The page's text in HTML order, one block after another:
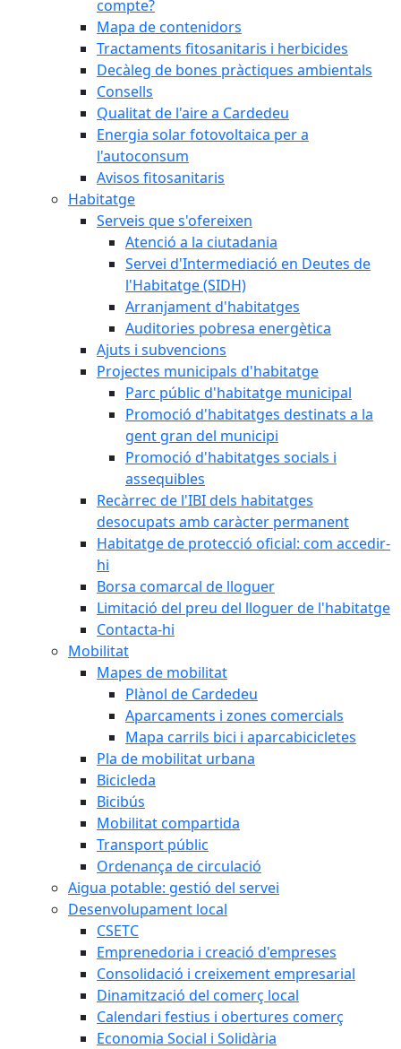
compte?
Mapa de contenidors
Tractaments fitosanitaris i herbicides
Decàleg de bones pràctiques ambientals
Consells
Qualitat de l'aire a Cardedeu
Energia solar fotovoltaica per a
l'autoconsum
Avisos fitosanitaris
Habitatge
Serveis que s'ofereixen
Atenció a la ciutadania
Servei d'Intermediació en Deutes de
l'Habitatge (SIDH)
Arranjament d'habitatges
Auditories pobresa energètica
Ajuts i subvencions
Projectes municipals d'habitatge
Parc públic d'habitatge municipal
Promoció d'habitatges destinats a la
gent gran del municipi
Promoció d'habitatges socials i
assequibles
Recàrrec de l'IBI dels habitatges
desocupats amb caràcter permanent
Habitatge de protecció oficial: com accedir-
hi
Borsa comarcal de lloguer
Limitació del preu del lloguer de l'habitatge
Contacta-hi
Mobilitat
Mapes de mobilitat
Plànol de Cardedeu
Aparcaments i zones comercials
Mapa carrils bici i aparcabicicletes
Pla de mobilitat urbana
Bicicleda
Bicibús
Mobilitat compartida
Transport públic
Ordenança de circulació
Aigua potable: gestió del servei
Desenvolupament local
CSETC
Emprenedoria i creació d'empreses
Consolidació i creixement empresarial
Dinamització del comerç local
Calendari festius i obertures comerç
Economia Social i Solidària